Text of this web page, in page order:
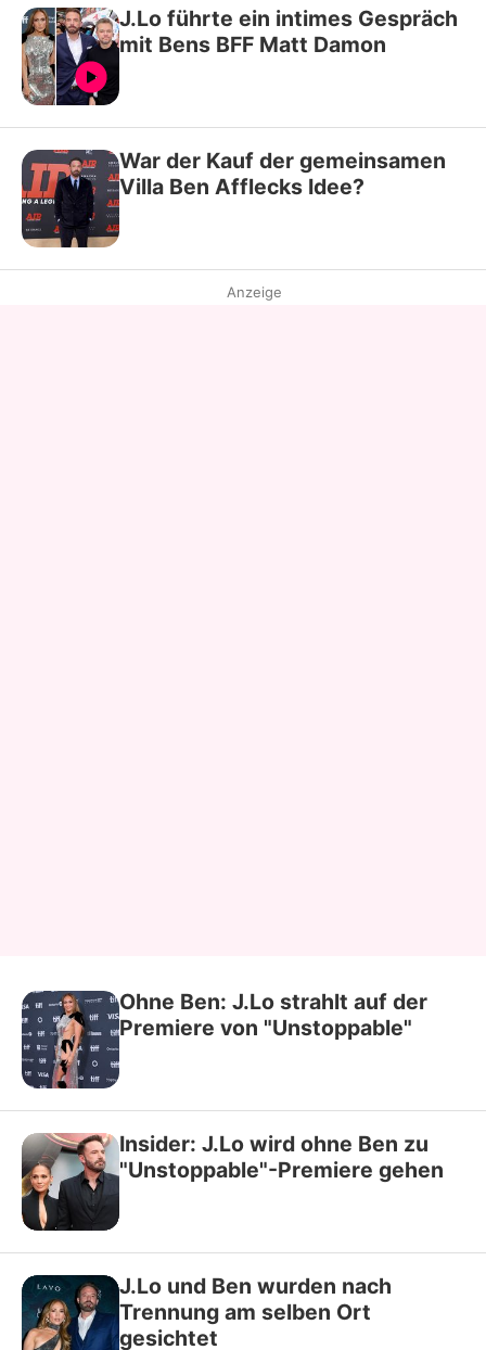
J.Lo führte ein intimes Gespräch
mit Bens BFF Matt Damon
War der Kauf der gemeinsamen
Villa Ben Afflecks Idee?
Anzeige
Ohne Ben: J.Lo strahlt auf der
Premiere von "Unstoppable"
Insider: J.Lo wird ohne Ben zu
"Unstoppable"-Premiere gehen
J.Lo und Ben wurden nach
Trennung am selben Ort
gesichtet